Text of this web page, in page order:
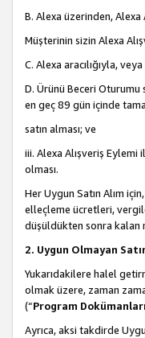
B. Alexa üzerinden, Alexa
Müşterinin sizin Alexa
C. Alexa aracılığıyla, veya
D. Ürünü Beceri
en geç 89 gün içinde
satın alması; ve
iii. Alexa Alışveriş
olması.
Her Uygun Satın Alım
elleçleme ücretleri,
düşüldükten sonra
2. Uygun Olmayan
Yukarıdakilere halel
olmak üzere, zaman
(“Program Dokümanları
Ayrıca, aksi takdirde